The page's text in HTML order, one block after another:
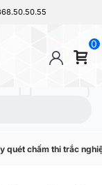
0
quét chấm thi trắc